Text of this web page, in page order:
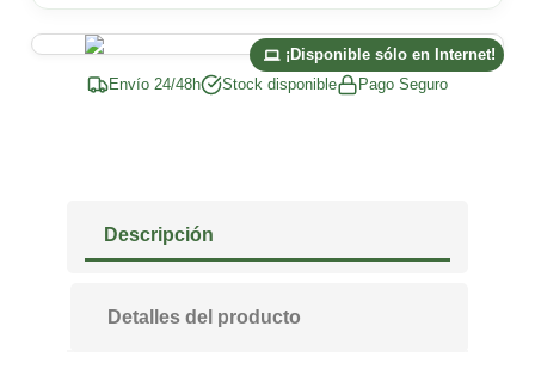
¡Disponible sólo en Internet!
Envío 24/48h Stock disponible Pago Seguro
Descripción
Detalles del producto